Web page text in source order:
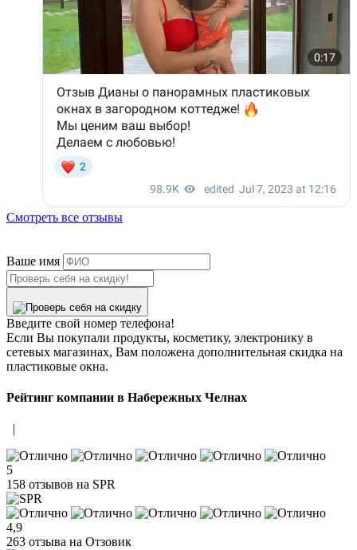
Смотреть все отзывы
Ваше имя
Введите свой номер телефона!
Если Вы покупали продукты, косметику, электронику в
сетевых магазинах, Вам положена дополнительная скидка на
пластиковые окна.
Рейтинг компании в Набережных Челнах
|
5
158 отзывов на SPR
4,9
263 отзыва на Отзовик